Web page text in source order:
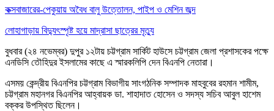
কক্সবাজারের-পেকুয়ায় অবৈধ বালু উত্তোলন, পাইপ ও মেশিন জব্দ
লোহাগাড়ায় বিদ্যুৎস্পৃষ্ট হয়ে মাদ্রাসা ছাত্রের মৃত্যু
বুধবার (২৪ নভেম্বর) দুপুর ১২টায় চট্টগ্রাম সার্কিট হাউসে চট্টগ্রাম জেলা প্রশাসকের পক্ষে
এনডিসি তৌহিদুর ইসলামের কাছে এ স্মারকলিপি দেন বিএনপি নেতারা।
এসময় কেন্দ্রীয় বিএনপির চট্টগ্রাম বিভাগীয় সাংগঠনিক সম্পাদক মাহবুবের রহমান শামীম,
চট্টগ্রাম মহানগর বিএনপির আহ্বায়ক ডা. শাহাদাত হোসেন ও সদস্য সচিব আবুল হাশেম
বক্কর উপস্থিত ছিলেন।